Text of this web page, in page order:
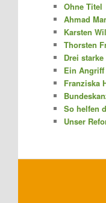
Ohne Titel
Ahmad
Karsten
Thorsten
Drei
Ein Angriff
Franziska
So helfen
Unser